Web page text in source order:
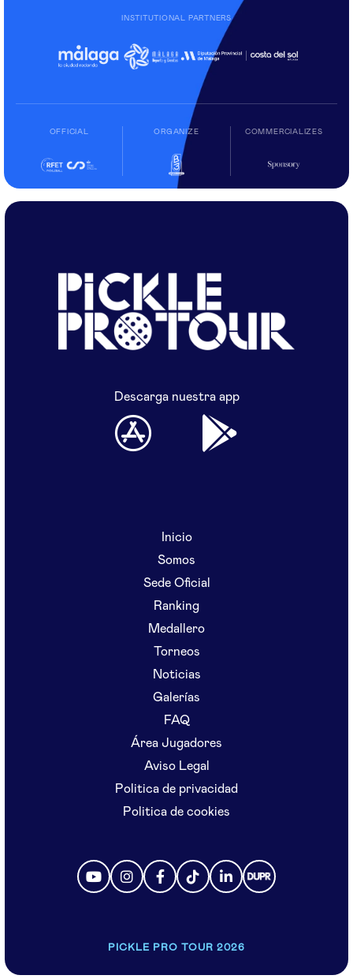
INSTITUTIONAL PARTNERS
OFFICIAL ORGANIZE COMMERCIALIZES
Descarga nuestra app
Inicio
Somos
Sede Oficial
Ranking
Medallero
Torneos
Noticias
Galerías
FAQ
Área Jugadores
Aviso Legal
Politica de privacidad
Politica de cookies
PICKLE PRO TOUR 2026